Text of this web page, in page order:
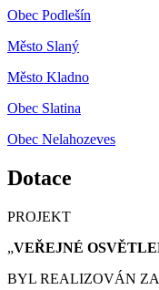
Obec Podlešín
Město Slaný
Město Kladno
Obec Slatina
Obec Nelahozeves
Dotace
PROJEKT
„VEŘEJNÉ
BYL REALIZOVÁN ZA